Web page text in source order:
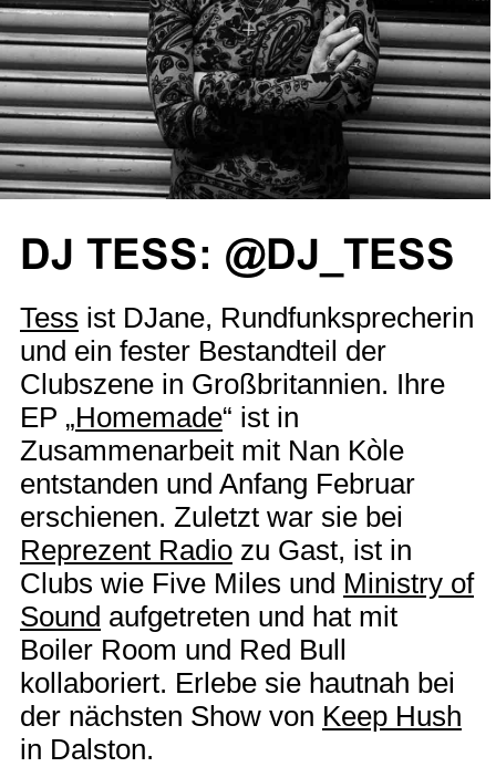
DJ TESS: @DJ_TESS
Tess ist DJane, Rundfunksprecherin
und ein fester Bestandteil der
Clubszene in Großbritannien. Ihre
EP „Homemade“ ist in
Zusammenarbeit mit Nan Kòle
entstanden und Anfang Februar
erschienen. Zuletzt war sie bei
Reprezent Radio zu Gast, ist in
Clubs wie Five Miles und Ministry of
Sound aufgetreten und hat mit
Boiler Room und Red Bull
kollaboriert. Erlebe sie hautnah bei
der nächsten Show von Keep Hush
in Dalston.